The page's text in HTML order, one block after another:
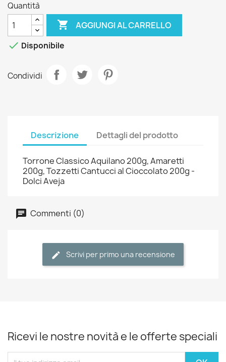
Quantità
 AGGIUNGI AL CARRELLO
 Disponibile
Condividi
Descrizione Dettagli del prodotto
Torrone Classico Aquilano 200g, Amaretti
200g, Tozzetti Cantucci al Cioccolato 200g -
Dolci Aveja
Commenti (0)
Scrivi per primo una recensione
Ricevi le nostre novità e le offerte speciali